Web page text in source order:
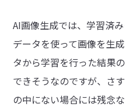
AI画像生成では、学習済
データを使って画像を生
タから学習を行った結果
できそうなのですが、さ
の中にない場合には残念